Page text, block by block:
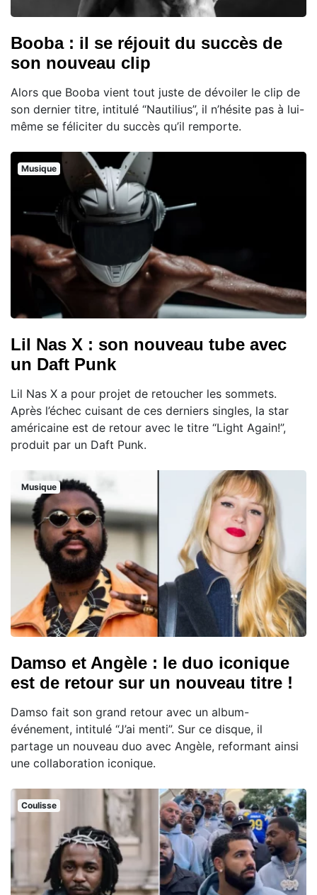
Booba : il se réjouit du succès de
son nouveau clip
Alors que Booba vient tout juste de dévoiler le clip de
son dernier titre, intitulé “Nautilius”, il n’hésite pas à lui-
même se féliciter du succès qu’il remporte.
Musique
Lil Nas X : son nouveau tube avec
un Daft Punk
Lil Nas X a pour projet de retoucher les sommets.
Après l’échec cuisant de ces derniers singles, la star
américaine est de retour avec le titre “Light Again!”,
produit par un Daft Punk.
Musique
Damso et Angèle : le duo iconique
est de retour sur un nouveau titre !
Damso fait son grand retour avec un album-
événement, intitulé “J’ai menti”. Sur ce disque, il
partage un nouveau duo avec Angèle, reformant ainsi
une collaboration iconique.
Coulisse